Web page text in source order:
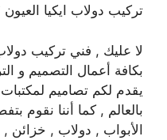
تركيب دولاب ايكيا العيون
لا عليك , فني تركيب
بكافة أعمال التصميم و
يقدم لكم تصاميم
بالعالم , كما أننا نقوم
الأبواب , دولاب , خزائن